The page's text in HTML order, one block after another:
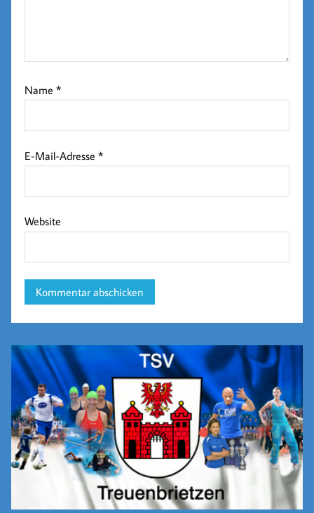
Name*
E-Mail-Adresse*
Website